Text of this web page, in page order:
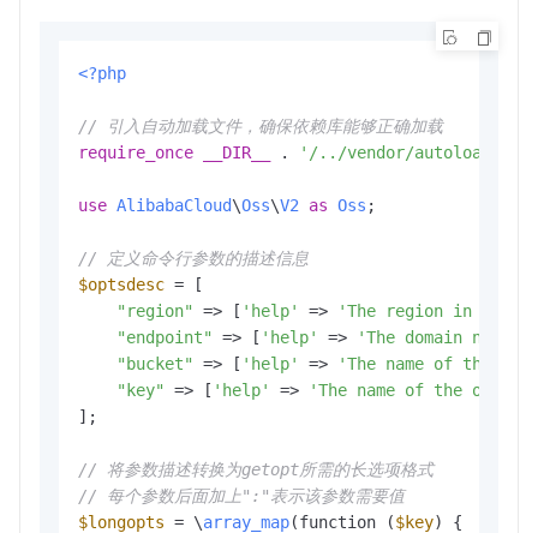
<?php
// 引入自动加载文件，确保依赖库能够正确加载
require_once
__DIR__ . '/../vendor/autoload.php'
use AlibabaCloud\Oss\V2 as Oss ;
// 定义命令行参数的描述信息
$optsdesc = [
"region"
=> [ 'help' =>
'The region in
"endpoint"
=> [ 'help' =>
'The domain
"bucket"
=> [ 'help' =>
'The name of the
"key"
=> [ 'help' =>
'The name of the object'
];
// 将参数描述转换为getopt所需的长选项格式
// 每个参数后面加上":"表示该参数需要值
$longopts = \array_map(function ($key) {